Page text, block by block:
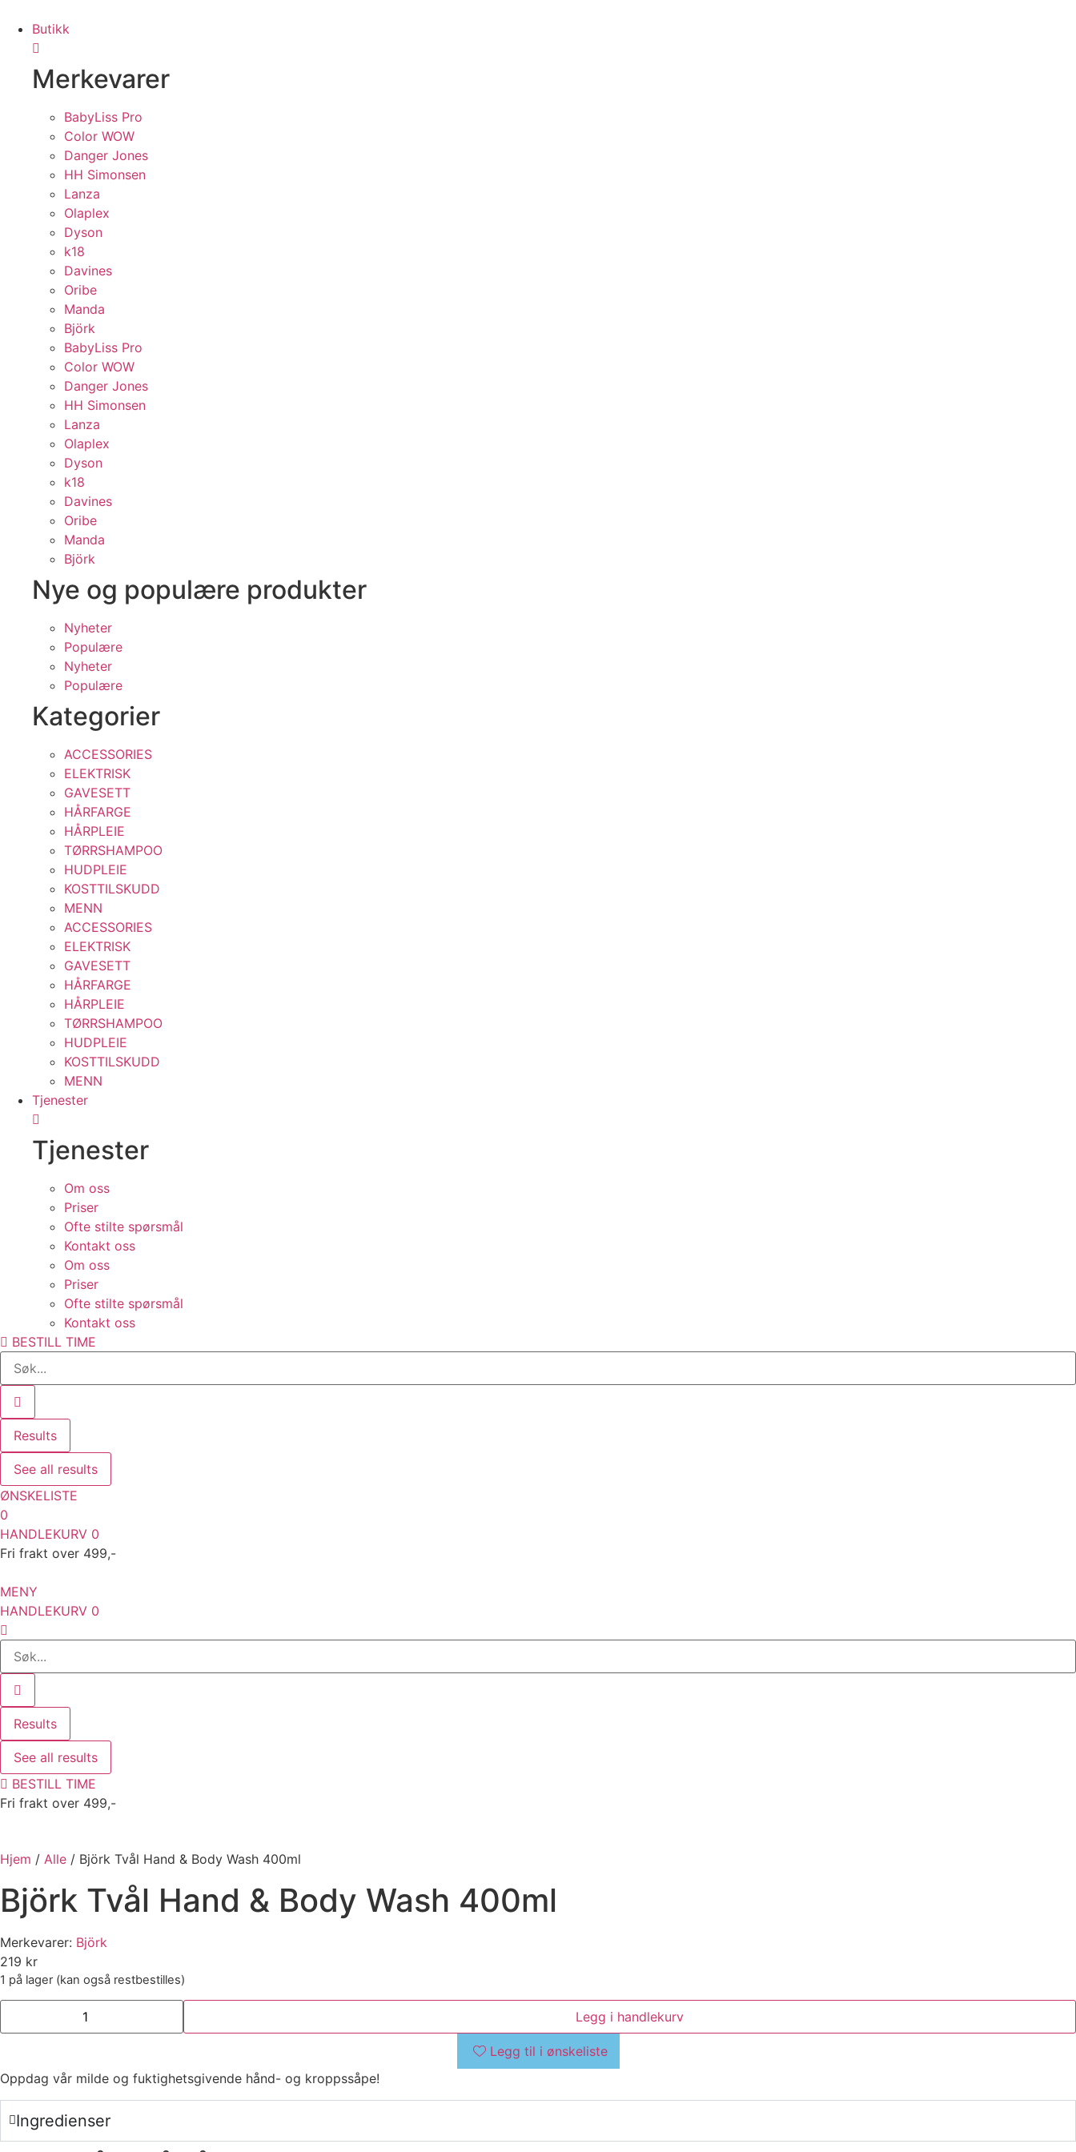
Butikk
Merkevarer
BabyLiss Pro
Color WOW
Danger Jones
HH Simonsen
Lanza
Olaplex
Dyson
k18
Davines
Oribe
Manda
Björk
BabyLiss Pro
Color WOW
Danger Jones
HH Simonsen
Lanza
Olaplex
Dyson
k18
Davines
Oribe
Manda
Björk
Nye og populære produkter
Nyheter
Populære
Nyheter
Populære
Kategorier
ACCESSORIES
ELEKTRISK
GAVESETT
HÅRFARGE
HÅRPLEIE
TØRRSHAMPOO
HUDPLEIE
KOSTTILSKUDD
MENN
ACCESSORIES
ELEKTRISK
GAVESETT
HÅRFARGE
HÅRPLEIE
TØRRSHAMPOO
HUDPLEIE
KOSTTILSKUDD
MENN
Tjenester
Tjenester
Om oss
Priser
Ofte stilte spørsmål
Kontakt oss
Om oss
Priser
Ofte stilte spørsmål
Kontakt oss
BESTILL TIME
Search
Results
See all results
ØNSKELISTE
0
HANDLEKURV 0
Fri frakt over 499,-
MENY
HANDLEKURV 0
Search
Results
See all results
BESTILL TIME
Fri frakt over 499,-
Hjem / Alle / Björk Tvål Hand & Body Wash 400ml
Björk Tvål Hand & Body Wash 400ml
Merkevarer: Björk
219 kr
1 på lager (kan også restbestilles)
Björk
Hand
Wash
400ml
Legg i handlekurv
Legg til i ønskeliste
Oppdag vår milde og fuktighetsgivende hånd- og kroppssåpe!
Ingredienser